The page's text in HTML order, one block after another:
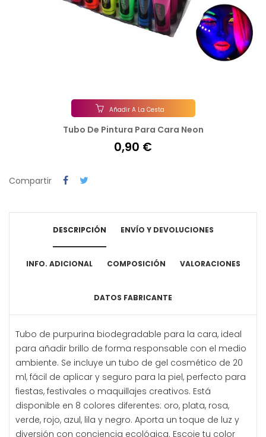
Añadir A La Cesta
Tubo De Pintura Para Cara Neon
0,90 €
Compartir
DESCRIPCIÓN ENVÍO Y DEVOLUCIONES
INFO. ADICIONAL COMPOSICIÓN VALORACIONES
DATOS FABRICANTE
Tubo de purpurina biodegradable para la cara, ideal
para añadir brillo de forma responsable con el medio
ambiente. Se incluye un tubo de gel cosmético de 20
ml, fácil de aplicar y seguro para la piel, perfecto para
fiestas, festivales o maquillajes creativos. Está
disponible en 8 colores diferentes: oro, plata, rosa,
verde, rojo, azul, lila y negro. Aporta un toque de luz y
diversión con conciencia ecológica. Escoje tu color